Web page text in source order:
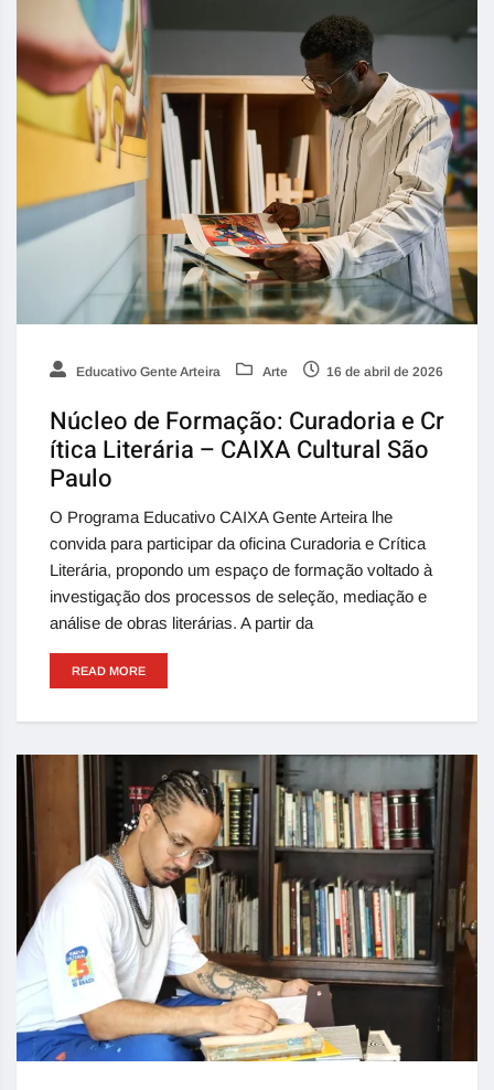
Educativo Gente Arteira Arte 16 de abril de 2026
Núcleo de Formação: Curadoria e Cr
ítica Literária – CAIXA Cultural São
Paulo
O Programa Educativo CAIXA Gente Arteira lhe
convida para participar da oficina Curadoria e Crítica
Literária, propondo um espaço de formação voltado à
investigação dos processos de seleção, mediação e
análise de obras literárias. A partir da
READ MORE